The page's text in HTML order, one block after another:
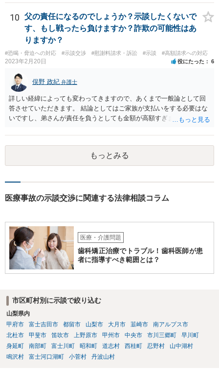
療費や精神的苦痛を受けた分の慰謝料や仕事に影響があれば休業損害
などが考えられます。 頑張ってください。
10
父の責任になるのでしょうか？示談したくないで
す、もし戦ったら負けますか？詐欺の可能性はあ
りますか？
#恐喝・脅迫への対応 #示談交渉 #慰謝料請求・訴訟 #示談 #高額請求への対応
2023年2月20日 役にたった 6
俣野 政紀 弁護士
詳しい経緯によっても変わってきますので、あくまで一般論として回
答させていただきます。 結論としてはご家族が支払いをする必要はな
いですし、弟さんが責任を負うとしても金額が高額すぎます。 仮に弟
実だとしても責任を負うのは弟さんです。弟さんの詳しいご状況は分
かりませんが、現在お仕事をされて一人暮らしもできているというこ
とですから、自立施設にいたからといって責任無能力者ということに
はなりません。また、お父様が施設に入所させたことと今回の争いと
ない」として考える時間や弁護士に相談する時間を与えないことも怪
手の言っている事実がなければ詐欺ですので警察にもご相談くださ
い。施設の方には、「こちらも弁護士に相談します」と告げ、支払い
はせず、弁護士にご相談されることをお勧めします。 ご参考になれば
幸いです。
もっとみる
医療事故の示談交渉に関連する法律相談コラム
医療・介護問題
歯科矯正治療でトラブル！歯科医師が患
者に指導すべき範囲とは？
市区町村別に示談で絞り込む
山梨県内
甲府市
富士吉田市 都留市 山梨市 大月市 韮崎市
南アルプス市
北杜市
甲斐市 笛吹市 上野原市 甲州市 中央市 市川三郷町
早川町
身延町
南部町 富士川町 昭和町 道志村 西桂町 忍野村
山中湖村
鳴沢村
富士河口湖町 小菅村 丹波山村